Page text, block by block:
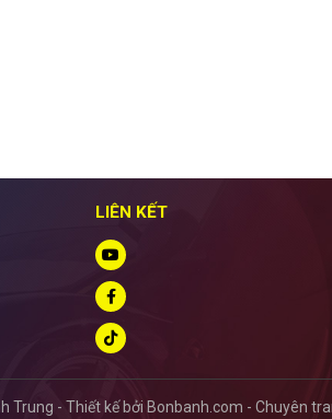
LIÊN KẾT
Trung - Thiết kế bởi Bonbanh.com - Chuyên